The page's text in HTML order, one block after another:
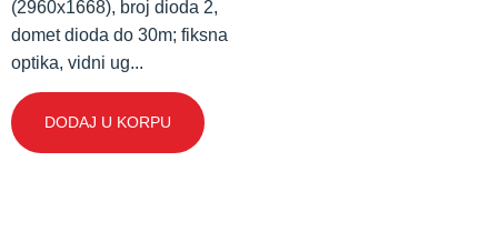
(2960x1668), broj dioda 2,
domet dioda do 30m; fiksna
optika, vidni ug...
DODAJ U KORPU